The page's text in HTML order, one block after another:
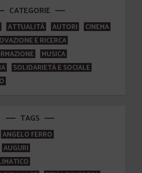
CATEGORIE
ATTUALITÀ AUTORI
CINEMA
E RICERCA
MUSICA
SOLIDARIETÀ E SOCIALE
TAGS
ANGELO FERRO
AUGURI